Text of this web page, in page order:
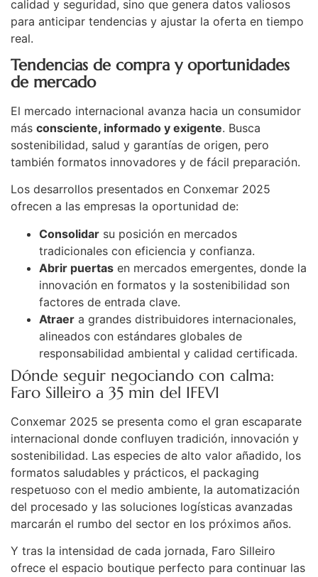
calidad y seguridad, sino que genera datos valiosos
para anticipar tendencias y ajustar la oferta en tiempo
real.
Tendencias de compra y oportunidades
de mercado
El mercado internacional avanza hacia un consumidor
más consciente, informado y exigente. Busca
sostenibilidad, salud y garantías de origen, pero
también formatos innovadores y de fácil preparación.
Los desarrollos presentados en Conxemar 2025
ofrecen a las empresas la oportunidad de:
Consolidar su posición en mercados
tradicionales con eficiencia y confianza.
Abrir puertas en mercados emergentes, donde la
innovación en formatos y la sostenibilidad son
factores de entrada clave.
Atraer a grandes distribuidores internacionales,
alineados con estándares globales de
responsabilidad ambiental y calidad certificada.
Dónde seguir negociando con calma:
Faro Silleiro a 35 min del IFEVI
Conxemar 2025 se presenta como el gran escaparate
internacional donde confluyen tradición, innovación y
sostenibilidad. Las especies de alto valor añadido, los
formatos saludables y prácticos, el packaging
respetuoso con el medio ambiente, la automatización
del procesado y las soluciones logísticas avanzadas
marcarán el rumbo del sector en los próximos años.
Y tras la intensidad de cada jornada, Faro Silleiro
ofrece el espacio boutique perfecto para continuar las